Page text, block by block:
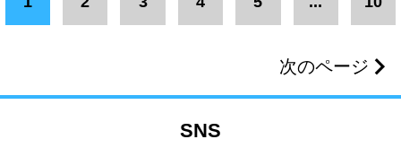
ジェラート・ソフトクリーム 肉
ランチ
お子様ランチ
次のページ
SNS